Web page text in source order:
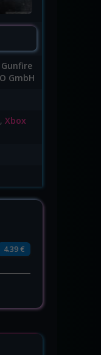
GmbH
, Xbox
4.39 €